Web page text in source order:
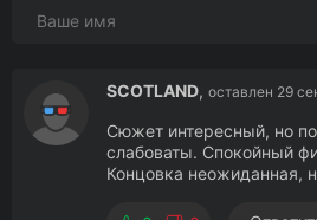
SCOTLAND, оставлен 29
Сюжет интересный, но
слабоваты. Спокойный
Концовка неожиданная,